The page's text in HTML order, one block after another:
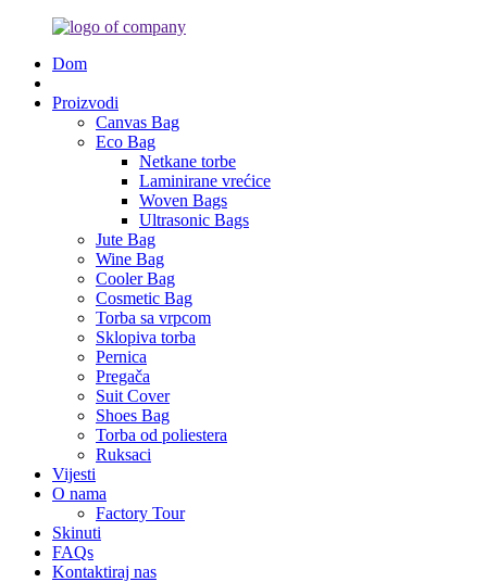
Dom
Proizvodi
Canvas Bag
Eco Bag
Netkane torbe
Laminirane vrećice
Woven Bags
Ultrasonic Bags
Jute Bag
Wine Bag
Cooler Bag
Cosmetic Bag
Torba sa vrpcom
Sklopiva torba
Pernica
Pregača
Suit Cover
Shoes Bag
Torba od poliestera
Ruksaci
Vijesti
O nama
Factory Tour
Skinuti
FAQs
Kontaktiraj nas